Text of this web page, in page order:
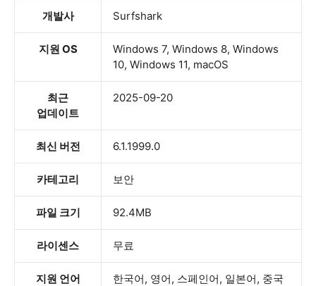
개발사 Surfshark
지원 OS
Windows 7, Windows 8, Windows
10, Windows 11, macOS
최근
업데이트
2025-09-20
최신 버전 6.1.1999.0
카테고리 보안
파일 크기 92.4MB
라이센스 무료
지원 언어
한국어, 영어, 스페인어, 일본어, 중국